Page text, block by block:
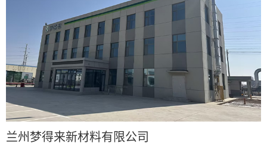
兰州梦得来新材料有限公司